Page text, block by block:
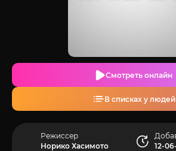
Смотреть онлайн
В списках у людей
Режиссер
Норико Хасимото
12-